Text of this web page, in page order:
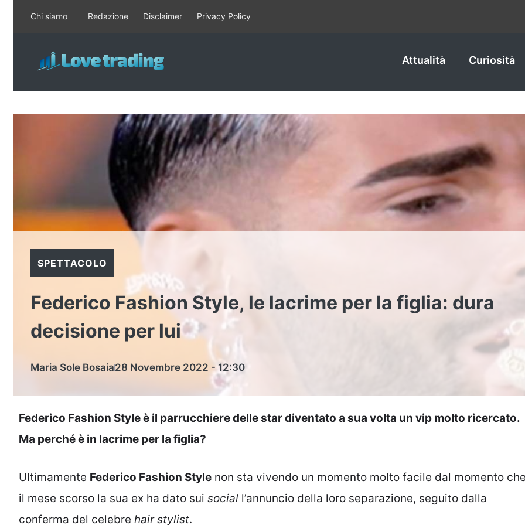
contenuto
Chi siamo Redazione Disclaimer Privacy Policy
Attualità Curiosità
SPETTACOLO
Federico Fashion Style, le lacrime per la figlia: dura
decisione per lui
Maria Sole Bosaia28 Novembre 2022 - 12:30
Federico Fashion Style è il parrucchiere delle star diventato a sua volta un vip molto ricercato.
Ma perché è in lacrime per la figlia?
Ultimamente Federico Fashion Style non sta vivendo un momento molto facile dal momento
il mese scorso la sua ex ha dato sui social l’annuncio della loro separazione, seguito dalla
conferma del celebre hair stylist.